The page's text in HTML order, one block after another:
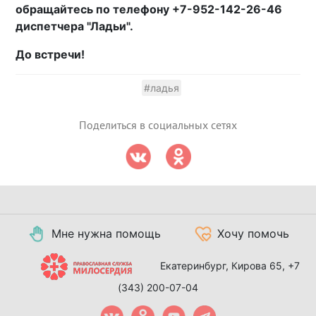
обращайтесь по телефону +7-952-142-26-46
диспетчера "Ладьи".
До встречи!
#ладья
Поделиться в социальных сетях
Мне нужна помощь Хочу помочь
Екатеринбург, Кирова 65, +7
(343) 200-07-04